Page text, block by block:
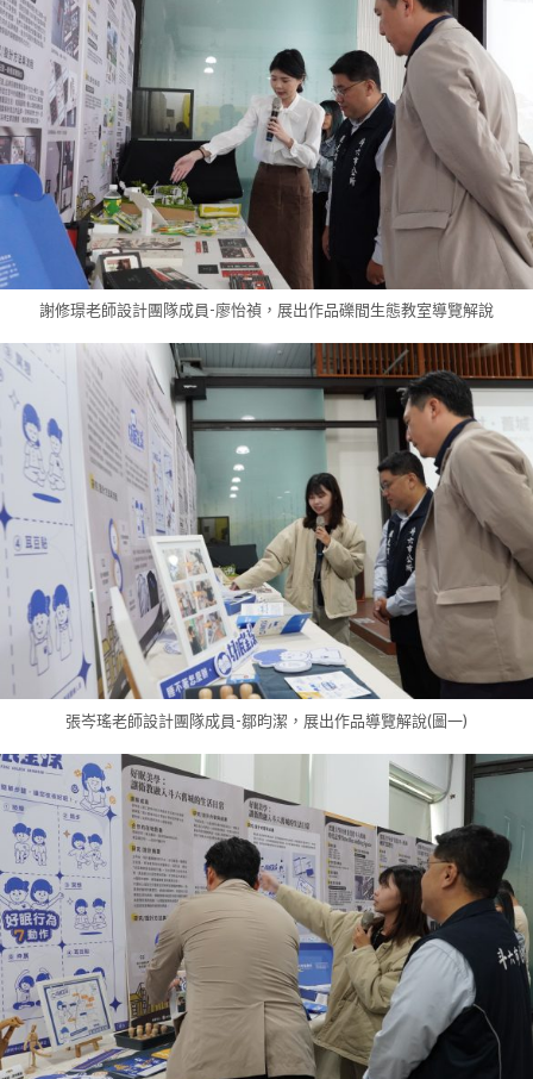
謝修璟老師設計團隊成員-廖怡禎，展出作品礫間生態教室導覽解說
張岑瑤老師設計團隊成員-鄒昀潔，展出作品導覽解說(圖一)